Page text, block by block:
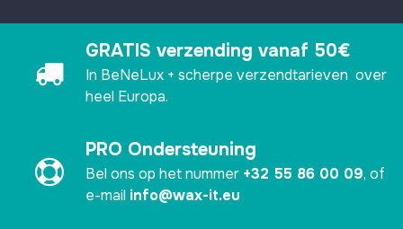
GRATIS verzending vanaf 50€
In BeNeLux + scherpe verzendtarieven over
heel Europa.
PRO Ondersteuning
Bel ons op het nummer +32 55 86 00 09, of
e-mail info@wax-it.eu